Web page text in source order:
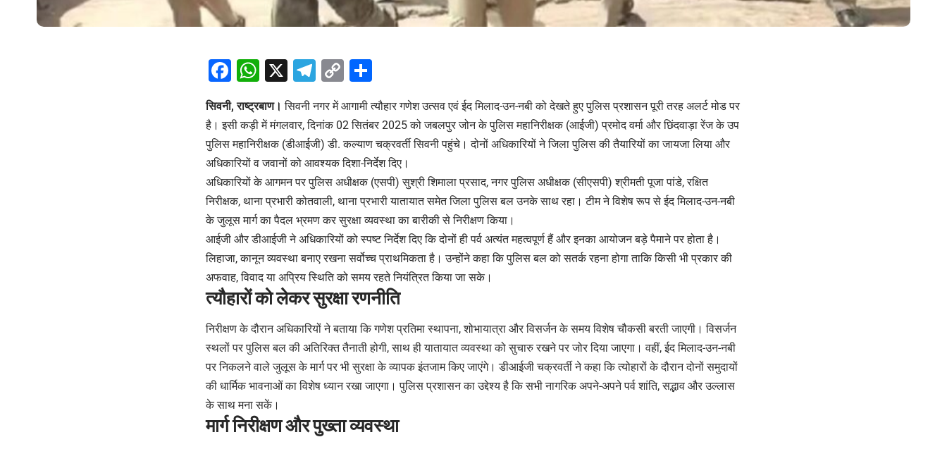
Facebook
WhatsApp
X Telegram
Copy
Link
सिवनी, राष्ट्रबाण। सिवनीनगर में आगामी त्यौहार गणेश उत्सव एवं ईद मिलाद-उन-नबी को देखते हुए पुलिस प्रशासन पूरी तरह अलर्ट मोड पर
है। इसी कड़ी में मंगलवार, दिनांक 02 सितंबर 2025 को जबलपुर जोन के पुलिस महानिरीक्षक (आईजी) प्रमोद वर्मा और छिंदवाड़ा रेंज के उप
पुलिस महानिरीक्षक (डीआईजी) डी. कल्याण चक्रवर्ती सिवनी पहुंचे। दोनों अधिकारियों ने जिला पुलिस की तैयारियों का जायजा लिया और
अधिकारियों व जवानों को आवश्यक दिशा-निर्देश दिए।
अधिकारियों के आगमन पर पुलिस अधीक्षक (एसपी) सुश्री शिमाला प्रसाद, नगर पुलिस अधीक्षक (सीएसपी) श्रीमती पूजा पांडे, रक्षित
निरीक्षक, थाना प्रभारी कोतवाली, थाना प्रभारी यातायात समेत जिला पुलिस बल उनके साथ रहा। टीम ने विशेष रूप से ईद मिलाद-उन-नबी
के जुलूस मार्ग का पैदल भ्रमण कर सुरक्षा व्यवस्था का बारीकी से निरीक्षण किया।
आईजी और डीआईजी ने अधिकारियों को स्पष्ट निर्देश दिए कि दोनों ही पर्व अत्यंत महत्वपूर्ण हैं और इनका आयोजन बड़े पैमाने पर होता है।
लिहाजा, कानून व्यवस्था बनाए रखना सर्वोच्च प्राथमिकता है। उन्होंने कहा कि पुलिस बल को सतर्क रहना होगा ताकि किसी भी प्रकार की
अफवाह, विवाद या अप्रिय स्थिति को समय रहते नियंत्रित किया जा सके।
त्यौहारों को लेकर सुरक्षा रणनीति
निरीक्षण के दौरान अधिकारियों ने बताया कि गणेश प्रतिमा स्थापना, शोभायात्रा और विसर्जन के समय विशेष चौकसी बरती जाएगी। विसर्जन
स्थलों पर पुलिस बल की अतिरिक्त तैनाती होगी, साथ ही यातायात व्यवस्था को सुचारु रखने पर जोर दिया जाएगा। वहीं, ईद मिलाद-उन-नबी
पर निकलने वाले जुलूस के मार्ग पर भी सुरक्षा के व्यापक इंतजाम किए जाएंगे। डीआईजी चक्रवर्ती ने कहा कि त्योहारों के दौरान दोनों समुदायों
की धार्मिक भावनाओं का विशेष ध्यान रखा जाएगा। पुलिस प्रशासन का उद्देश्य है कि सभी नागरिक अपने-अपने पर्व शांति, सद्भाव और उल्लास
के साथ मना सकें।
मार्ग निरीक्षण और पुख्ता व्यवस्था